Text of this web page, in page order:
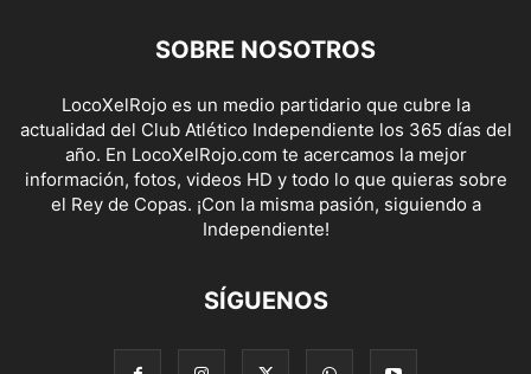
SOBRE NOSOTROS
LocoXelRojo es un medio partidario que cubre la
actualidad del Club Atlético Independiente los 365 días del
año. En LocoXelRojo.com te acercamos la mejor
información, fotos, videos HD y todo lo que quieras sobre
el Rey de Copas. ¡Con la misma pasión, siguiendo a
Independiente!
SÍGUENOS